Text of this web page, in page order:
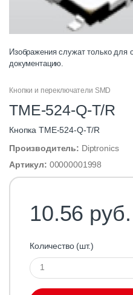
Изображения служат только для
документацию.
Кнопки и переключатели SMD
TME-524-Q-T/R
Кнопка TME-524-Q-T/R
Производитель: Diptronics
Артикул: 00000001998
10.56 руб.
Количество (шт.)